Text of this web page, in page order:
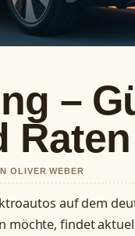
–
OLIVER WEBER
auf dem
findet